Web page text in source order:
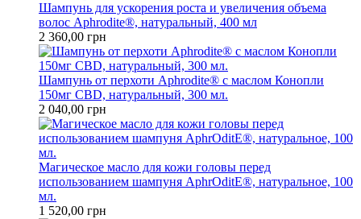
Шампунь для ускорения роста и увеличения объема
волос Aphrodite®, натуральный, 400 мл
2 360,00 грн
Шампунь от перхоти Aphrodite® с маслом Конопли
150мг CBD, натуральный, 300 мл.
2 040,00 грн
Магическое масло для кожи головы перед
использованием шампуня AphrOditE®, натуральное, 100
мл.
1 520,00 грн